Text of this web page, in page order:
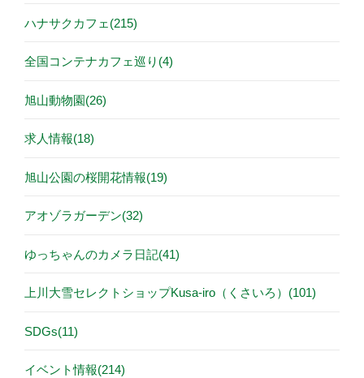
ハナサクカフェ(215)
全国コンテナカフェ巡り(4)
旭山動物園(26)
求人情報(18)
旭山公園の桜開花情報(19)
アオゾラガーデン(32)
ゆっちゃんのカメラ日記(41)
上川大雪セレクトショップKusa-iro（くさいろ）(101)
SDGs(11)
イベント情報(214)